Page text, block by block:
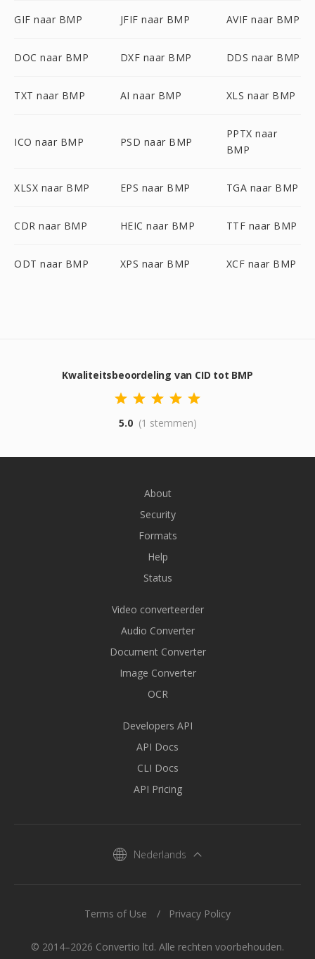
GIF naar BMP JFIF naar BMP AVIF naar BMP
DOC naar BMP DXF naar BMP DDS naar BMP
TXT naar BMP AI naar BMP XLS naar BMP
ICO naar BMP PSD naar BMP
PPTX naar
BMP
XLSX naar BMP EPS naar BMP TGA naar BMP
CDR naar BMP HEIC naar BMP TTF naar BMP
ODT naar BMP XPS naar BMP XCF naar BMP
Kwaliteitsbeoordeling van CID tot BMP
5.0 (1 stemmen)
About
Security
Formats
Help
Status
Video converteerder
Audio Converter
Document Converter
Image Converter
OCR
Developers API
API Docs
CLI Docs
API Pricing
Nederlands
© 2014–2026 Convertio ltd. Alle rechten voorbehouden.
Terms of Use Privacy Policy